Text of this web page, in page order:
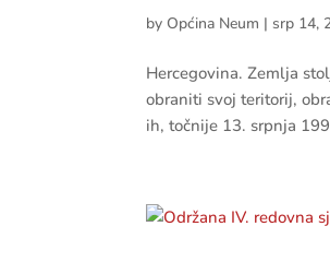
by Općina Neum | srp 14,
Hercegovina. Zemlja
obraniti svoj teritorij,
ih, točnije 13. srpnja